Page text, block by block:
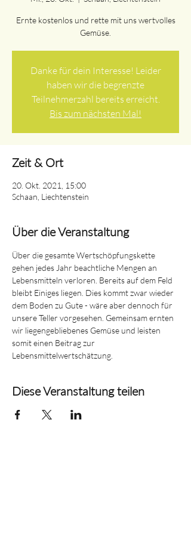
Ernte kostenlos und rette mit uns wertvolles
Gemüse.
Danke für dein Interesse! Leider
haben wir die begrenzte
Teilnehmerzahl bereits erreicht.
Bis zum nächsten Mal!
Zeit & Ort
20. Okt. 2021, 15:00
Schaan, Liechtenstein
Über die Veranstaltung
Über die gesamte Wertschöpfungskette
gehen jedes Jahr beachtliche Mengen an
Lebensmitteln verloren. Bereits auf dem Feld
bleibt Einiges liegen. Dies kommt zwar wieder
dem Boden zu Gute - wäre aber dennoch für
unsere Teller vorgesehen. Gemeinsam ernten
wir liegengebliebenes Gemüse und leisten
somit einen Beitrag zur
Lebensmittelwertschätzung.
Diese Veranstaltung teilen